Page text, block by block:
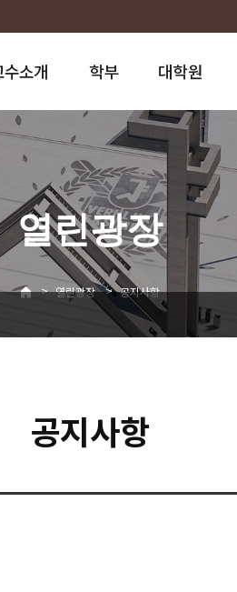
수소개 학부 대학원
열린광장
> 열린광장 > 공지사항
공지사항